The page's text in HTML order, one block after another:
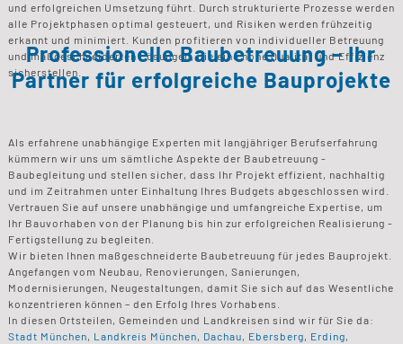
und erfolgreichen Umsetzung führt. Durch strukturierte Prozesse werden
alle Projektphasen optimal gesteuert, und Risiken werden frühzeitig
erkannt und minimiert. Kunden profitieren von individueller Betreuung
und maßgeschneiderten Lösungen, die eine hohe Qualität und Effizienz
sicherstellen.
Professionelle Baubetreuung – Ihr
Partner für erfolgreiche Bauprojekte
Als erfahrene unabhängige Experten mit langjähriger Berufserfahrung
kümmern wir uns um sämtliche Aspekte der Baubetreuung -
Baubegleitung und stellen sicher, dass Ihr Projekt effizient, nachhaltig
und im Zeitrahmen unter Einhaltung Ihres Budgets abgeschlossen wird.
Vertrauen Sie auf unsere unabhängige und umfangreiche Expertise, um
Ihr Bauvorhaben von der Planung bis hin zur erfolgreichen Realisierung -
Fertigstellung zu begleiten.
Wir bieten Ihnen maßgeschneiderte Baubetreuung für jedes Bauprojekt.
Angefangen vom Neubau, Renovierungen, Sanierungen,
Modernisierungen, Neugestaltungen, damit Sie sich auf das Wesentliche
konzentrieren können – den Erfolg Ihres Vorhabens.
In diesen Ortsteilen, Gemeinden und Landkreisen sind wir für Sie da:
Stadt München, Landkreis München, Dachau, Ebersberg, Erding,